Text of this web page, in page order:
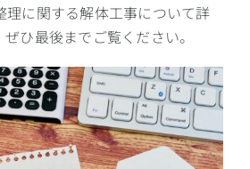
理に関する解体工事について詳
ひ最後までご覧ください。